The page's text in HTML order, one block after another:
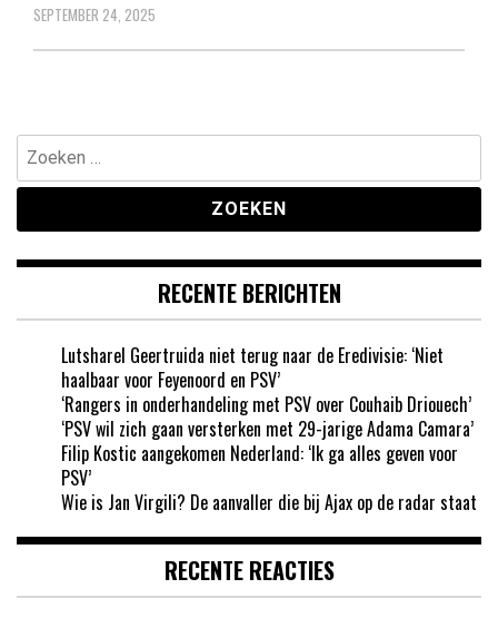
SEPTEMBER 24, 2025
Zoeken
naar:
RECENTE BERICHTEN
Lutsharel Geertruida niet terug naar de Eredivisie: ‘Niet
haalbaar voor Feyenoord en PSV’
‘Rangers in onderhandeling met PSV over Couhaib Driouech’
‘PSV wil zich gaan versterken met 29-jarige Adama Camara’
Filip Kostic aangekomen Nederland: ‘Ik ga alles geven voor
PSV’
Wie is Jan Virgili? De aanvaller die bij Ajax op de radar staat
RECENTE REACTIES